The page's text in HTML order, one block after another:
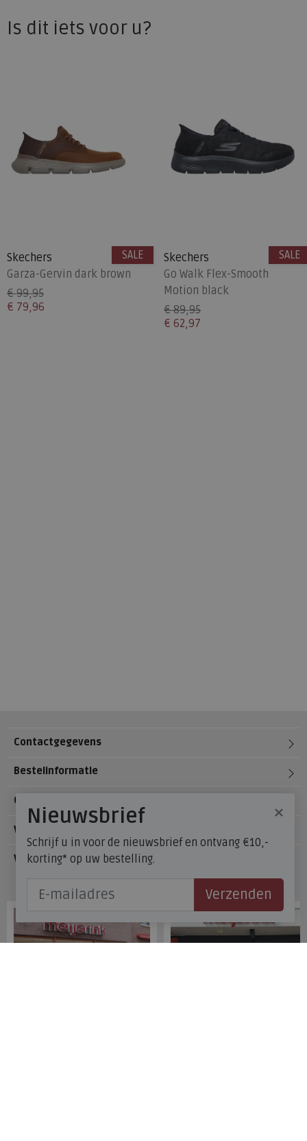
Is dit iets voor u?
Skechers
Garza-Gervin dark brown
€ 99,95
€ 79,96
SALE
Skechers
Go Walk Flex-Smooth
Motion black
€ 89,95
€ 62,97
SALE
Contactgegevens
Bestelinformatie
Over Meijerink Schoenen
Voetzorg
Veelgestelde vragen
×
Nieuwsbrief
Schrijf u in voor de nieuwsbrief en ontvang €10,-
korting* op uw bestelling.
Verzenden